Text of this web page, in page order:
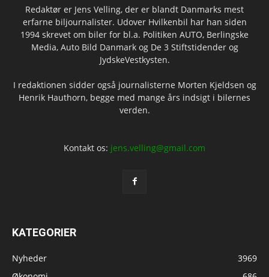
Redaktør er Jens Velling, der er blandt Danmarks mest
erfarne biljournalister. Udover Hvilkenbil har han siden
1994 skrevet om biler for bl.a. Politiken AUTO, Berlingske
Media, Auto Bild Danmark og De 3 Stiftstidender og
JydskeVestkysten.
I redaktionen sidder også journalisterne Morten Kjeldsen og
Henrik Hauthorn, begge med mange års indsigt i bilernes
verden.
Kontakt os: jens.velling@gmail.com
KATEGORIER
Nyheder
3969